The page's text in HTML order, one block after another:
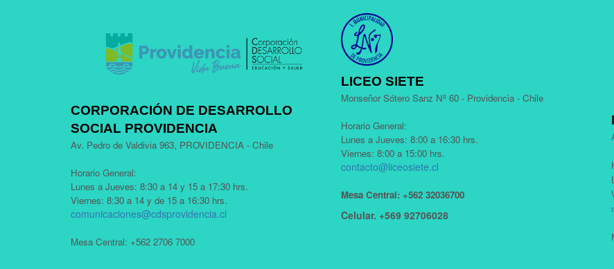
CORPORACIÓN DE DESARROLLO
SOCIAL PROVIDENCIA
Av. Pedro de Valdivia 963, PROVIDENCIA - Chile
Horario General:
Lunes a Jueves: 8:30 a 14 y 15 a 17:30 hrs.
Viernes: 8:30 a 14 y de 15 a 16:30 hrs.
comunicaciones@cdsprovidencia.cl
Mesa Central: +562 2706 7000
LICEO SIETE
Monseñor Sótero Sanz Nº 60 - Providencia - Chile
Horario General:
Lunes a Jueves: 8:00 a 16:30 hrs.
Viernes: 8:00 a 15:00 hrs.
contacto@liceosiete.cl
Mesa Central: +562 32036700
Celular. +569 92706028